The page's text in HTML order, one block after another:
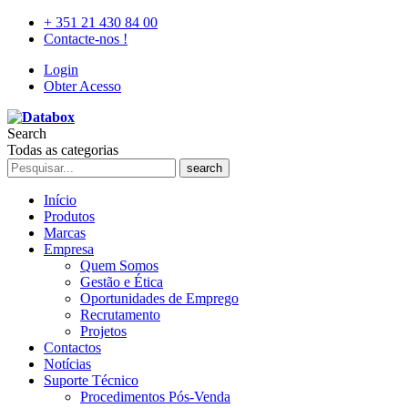
+ 351 21 430 84 00
Contacte-nos !
Login
Obter Acesso
Search
Todas as categorias
search
Início
Produtos
Marcas
Empresa
Quem Somos
Gestão e Ética
Oportunidades de Emprego
Recrutamento
Projetos
Contactos
Notícias
Suporte Técnico
Procedimentos Pós-Venda